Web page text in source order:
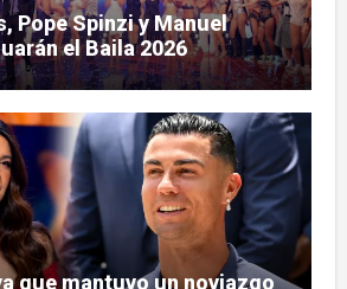
Pope Spinzi y Manuel
el Baila 2026
que mantuvo un noviazgo